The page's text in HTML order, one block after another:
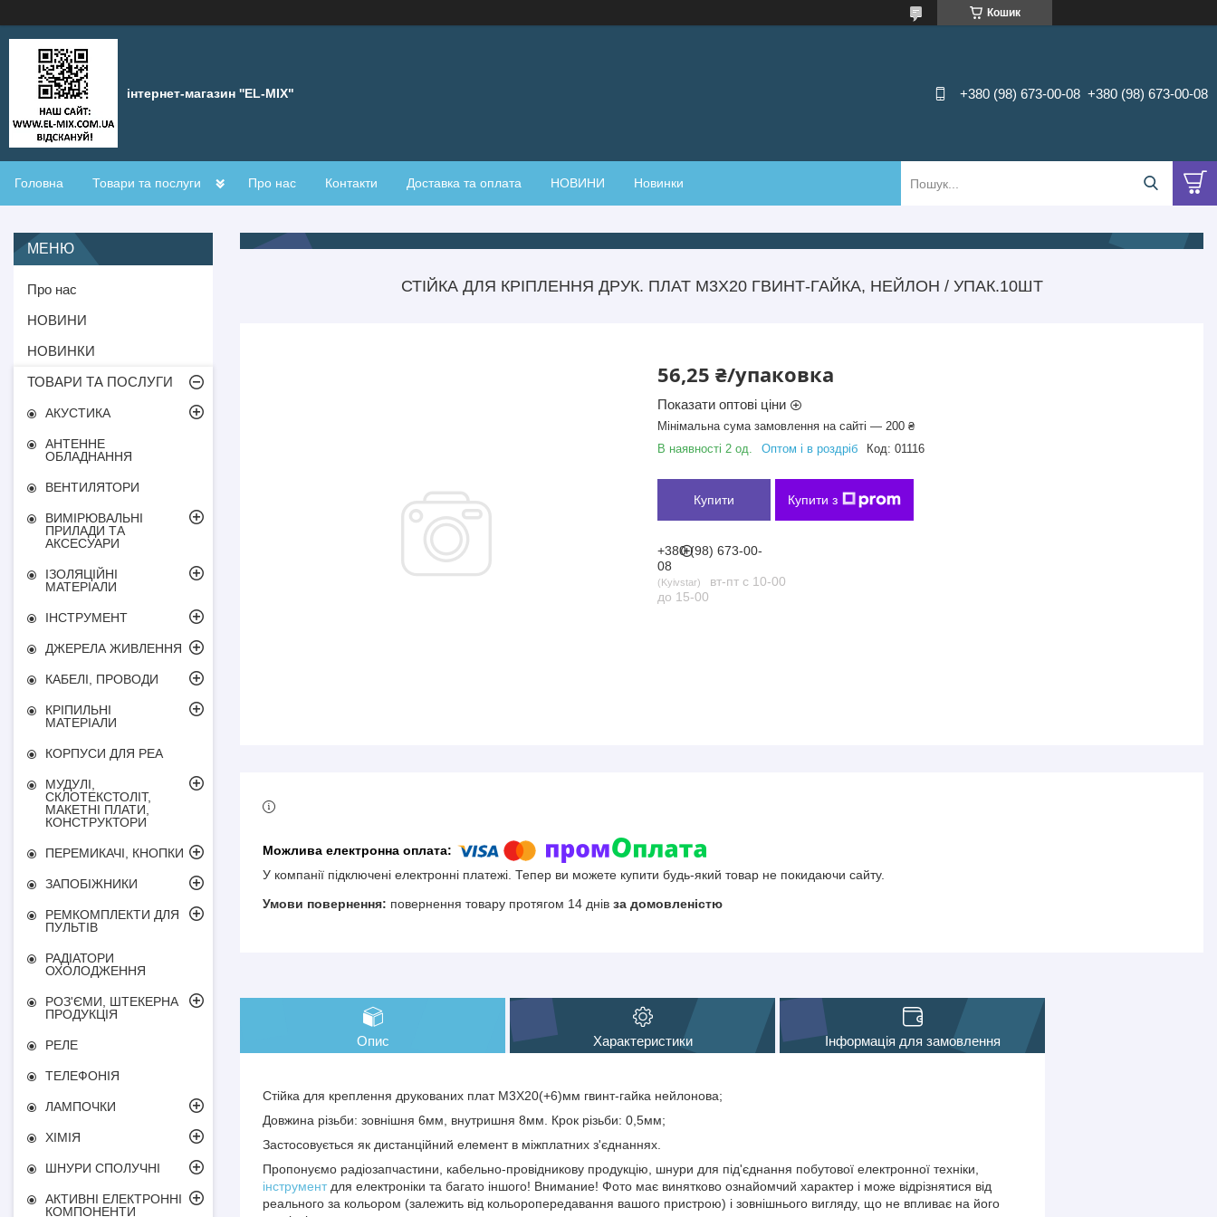
Кошик
інтернет-магазин ''EL-MIX" +380 (98) 673-00-08 +380 (98) 673-00-08
Головна Товари та послуги Про нас Контакти Доставка та оплата НОВИНИ Новинки
СТІЙКА ДЛЯ КРІПЛЕННЯ ДРУК. ПЛАТ М3Х20 ГВИНТ-ГАЙКА, НЕЙЛОН / УПАК.10ШТ
56,25 ₴/упаковка
Показати оптові ціни
Мінімальна сума замовлення на сайті — 200 ₴
В наявності 2 од.
Оптом і в роздріб Код: 01116
Купити Купити з
+380 (98) 673-00-
08
Kyivstar
вт-пт с 10-00
до 15-00
У компанії підключені електронні платежі. Тепер ви можете купити будь-який товар не покидаючи сайту.
повернення товару протягом 14 днів за домовленістю
Опис Характеристики Інформація для замовлення
Стійка для креплення друкованих плат М3Х20(+6)мм гвинт-гайка нейлонова;
Довжина різьби: зовнішня 6мм, внутришня 8мм. Крок різьби: 0,5мм;
Застосовується як дистанційний елемент в міжплатних з'єднаннях.
Пропонуємо радіозапчастини, кабельно-провідникову продукцію, шнури для під'єднання побутової електронної техніки,
інструментдля електроніки та багато іншого! Внимание! Фото має винятково ознайомчий характер і може відрізнятися від
реального за кольором (залежить від кольоропередавання вашого пристрою) і зовнішнього вигляду, що не впливає на його
Про нас
НОВИНИ
НОВИНКИ
ТОВАРИ ТА ПОСЛУГИ
АКУСТИКА
АНТЕННЕ
ОБЛАДНАННЯ
ВЕНТИЛЯТОРИ
ВИМІРЮВАЛЬНІ
ПРИЛАДИ ТА
АКСЕСУАРИ
ІЗОЛЯЦІЙНІ
МАТЕРІАЛИ
ІНСТРУМЕНТ
ДЖЕРЕЛА ЖИВЛЕННЯ
КАБЕЛІ, ПРОВОДИ
КРІПИЛЬНІ
МАТЕРІАЛИ
КОРПУСИ ДЛЯ РЕА
МУДУЛІ,
СКЛОТЕКСТОЛІТ,
МАКЕТНІ ПЛАТИ,
КОНСТРУКТОРИ
ПЕРЕМИКАЧІ, КНОПКИ
ЗАПОБІЖНИКИ
РЕМКОМПЛЕКТИ ДЛЯ
ПУЛЬТІВ
РАДІАТОРИ
ОХОЛОДЖЕННЯ
РОЗ'ЄМИ, ШТЕКЕРНА
ПРОДУКЦІЯ
РЕЛЕ
ТЕЛЕФОНІЯ
ЛАМПОЧКИ
ХІМІЯ
ШНУРИ СПОЛУЧНІ
АКТИВНІ ЕЛЕКТРОННІ
КОМПОНЕНТИ